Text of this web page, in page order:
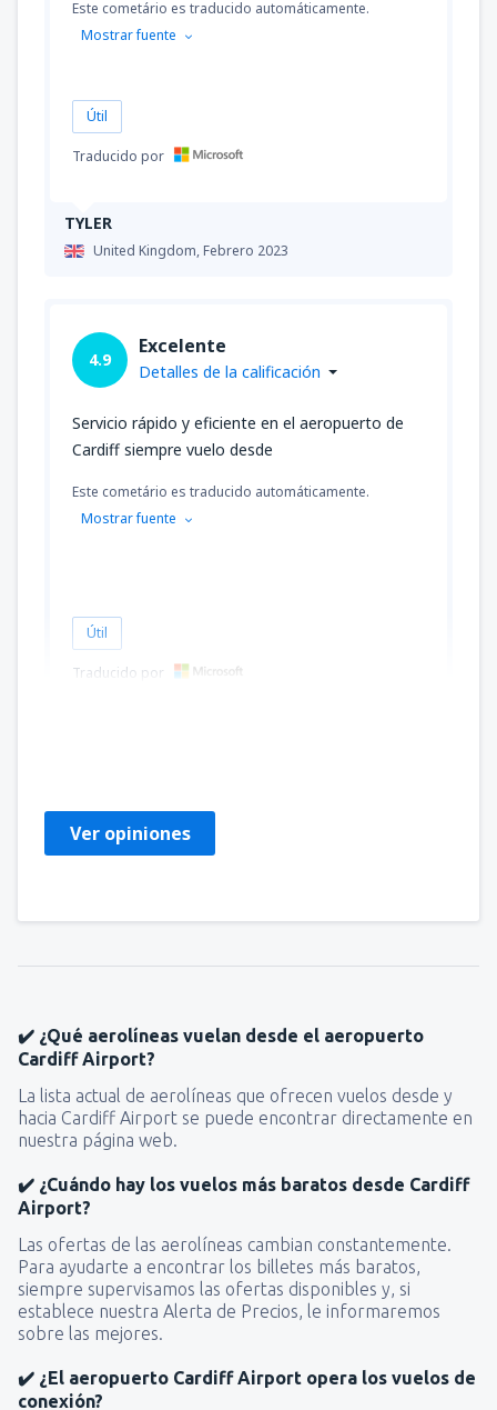
TYLER
United Kingdom,Febrero 2023
Este cometário es traducido automáticamente.
Mostrar fuente
Útil
Traducido por
4.9
Excelente
Detalles de la calificación
Servicio rápido y eficiente en el aeropuerto de
Cardiff siempre vuelo desde
Este cometário es traducido automáticamente.
Mostrar fuente
Útil
Traducido por
Ver opiniones
✔️ ¿Qué aerolíneas vuelan desde el aeropuerto
Cardiff Airport?
La lista actual de aerolíneas que ofrecen vuelos desde y
hacia Cardiff Airport se puede encontrar directamente en
nuestra página web.
✔️ ¿Cuándo hay los vuelos más baratos desde Cardiff
Airport?
Las ofertas de las aerolíneas cambian constantemente.
Para ayudarte a encontrar los billetes más baratos,
siempre supervisamos las ofertas disponibles y, si
establece nuestra Alerta de Precios, le informaremos
sobre las mejores.
✔️ ¿El aeropuerto Cardiff Airport opera los vuelos de
conexión?